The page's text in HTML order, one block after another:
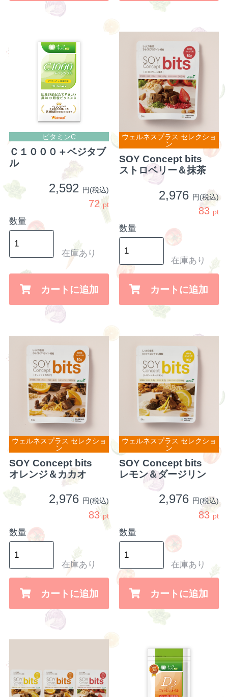
ビタミンC
Ｃ１０００＋ベジタブ
ル
2,592 円(税込)
72pt
数量
在庫あり
カートに追加
ウェルネスプラス セレクショ
ン
SOY Concept bits
ストロベリー＆抹茶
2,976 円(税込)
83 pt
数量
在庫あり
カートに追加
ウェルネスプラス セレクショ
ン
SOY Concept bits
オレンジ＆カカオ
2,976 円(税込)
83 pt
数量
在庫あり
カートに追加
ウェルネスプラス セレクショ
ン
SOY Concept bits
レモン＆ダージリン
2,976 円(税込)
83pt
数量
在庫あり
カートに追加